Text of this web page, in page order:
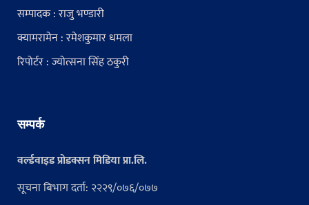
सम्पादक : राजु भण्डारी
क्यामरामेन : रमेशकुमार धमला
रिपोर्टर : ज्योत्सना सिंह ठकुरी
सम्पर्क
वर्ल्डवाइड प्रोडक्सन मिडिया प्रा.लि.
सूचना बिभाग दर्ता: २२२९/०७६/०७७